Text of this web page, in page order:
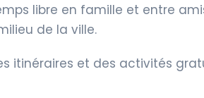
libre en famille et entre
de la ville.
itinéraires et des activités